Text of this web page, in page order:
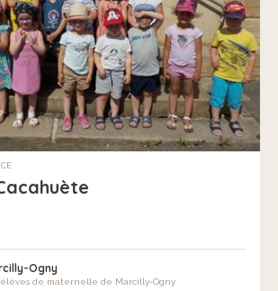
Ogny
élèves de maternelle de Marcilly-Ogny